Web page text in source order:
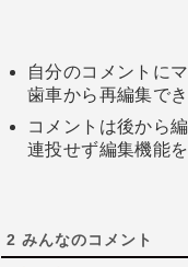
自分のコメントに
歯車から再編集でき
コメントは後から
連投せず編集機能
2 みんなのコメント